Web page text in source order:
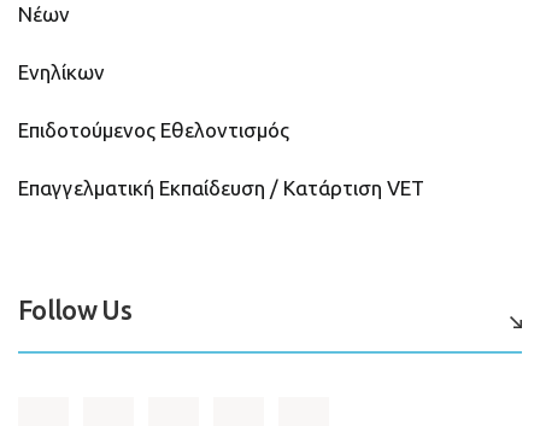
Νέων
Ενηλίκων
Επιδοτούμενος Εθελοντισμός
Επαγγελματική Εκπαίδευση / Κατάρτιση VET
Follow Us